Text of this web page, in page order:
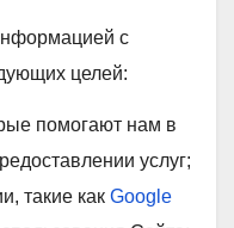
с
целей:
помогают нам в
услуг;
такие как Google